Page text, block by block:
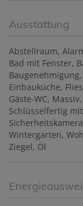
Ausstattung
Abstellraum
Bad mit Fenster
Baugenehmigung
Einbauküche
Gäste-WC Massiv
Schlüsselfertig
Sicherheitskamera
Wintergarten
Ziegel Öl